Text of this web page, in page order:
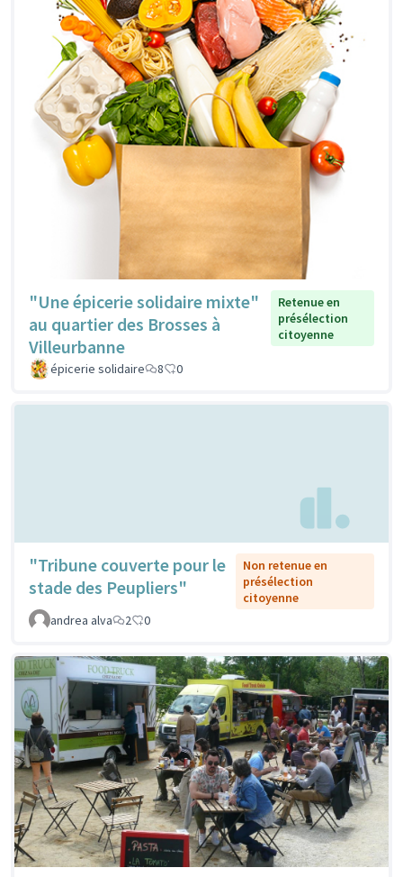
"Une épicerie solidaire mixte"
au quartier des Brosses à
Villeurbanne
Retenue en
présélection
citoyenne
épicerie solidaire 8 0
"Tribune couverte pour le
stade des Peupliers"
Non retenue en
présélection
citoyenne
andrea alva
2 0